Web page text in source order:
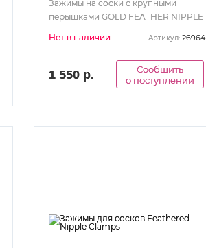
Зажимы на соски с крупными
пёрышками GOLD FEATHER NIPPLE
Нет в наличии Артикул: 26964
1 550 р.
Сообщить
о поступлении